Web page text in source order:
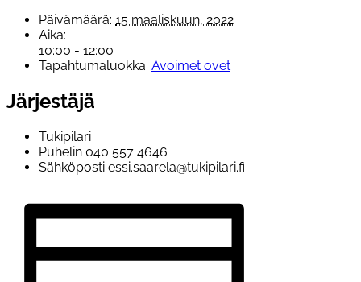
Päivämäärä: 15 maaliskuun, 2022
Aika:
10:00 - 12:00
Tapahtumaluokka: Avoimet ovet
Järjestäjä
Tukipilari
Puhelin 040 557 4646
Sähköposti essi.saarela@tukipilari.fi